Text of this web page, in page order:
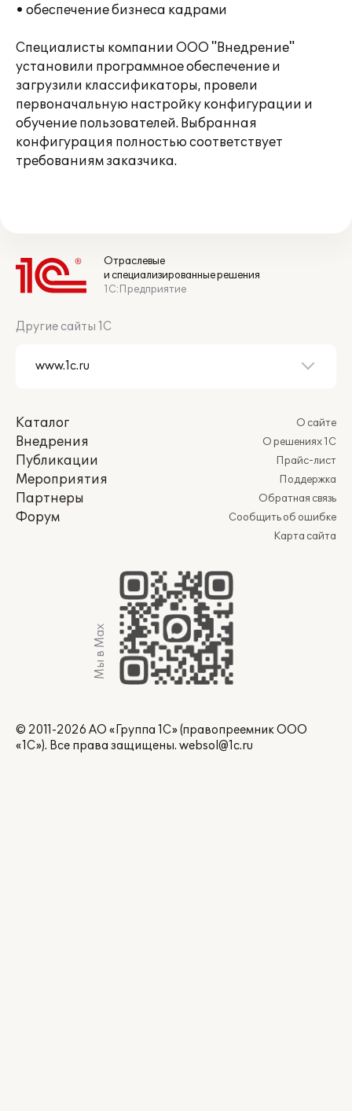
• обеспечение бизнеса кадрами
Специалисты компании ООО "Внедрение"
установили программное обеспечение и
загрузили классификаторы, провели
первоначальную настройку конфигурации и
обучение пользователей. Выбранная
конфигурация полностью соответствует
требованиям заказчика.
Отраслевые
и специализированные решения
1С:Предприятие
Другие сайты 1С
Каталог
Внедрения
Публикации
Мероприятия
Партнеры
Форум
О сайте
О решениях 1С
Прайс-лист
Поддержка
Обратная связь
Сообщить об ошибке
Карта сайта
Мы в Max
© 2011-2026 АО «Группа 1С» (правопреемник ООО
«1С»). Все права защищены. websol@1c.ru